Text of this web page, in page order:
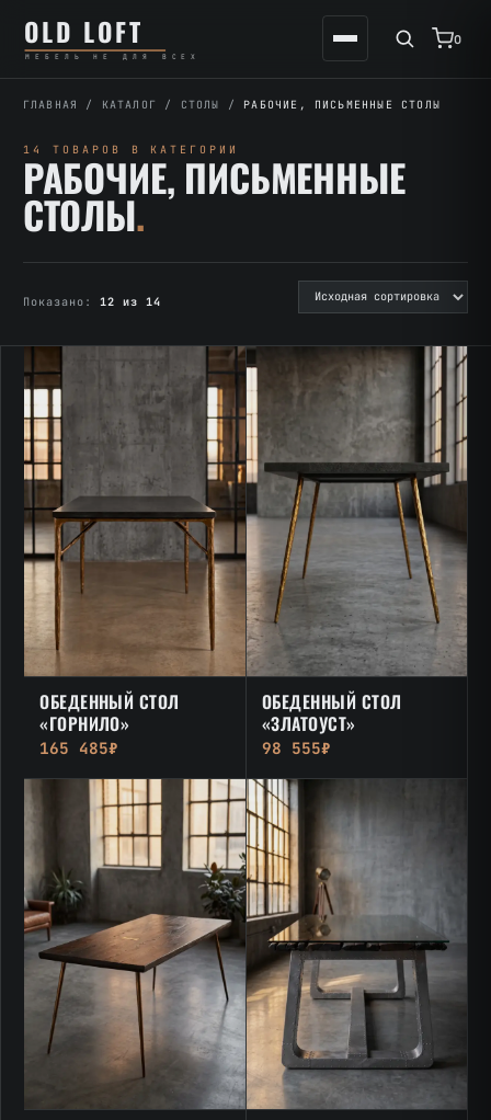
содержимому
содержимому
OLD LOFT
МЕБЕЛЬ НЕ ДЛЯ ВСЕХ
0
ГЛАВНАЯ / КАТАЛОГ / СТОЛЫ / РАБОЧИЕ, ПИСЬМЕННЫЕ СТОЛЫ
14 ТОВАРОВ В КАТЕГОРИИ
РАБОЧИЕ, ПИСЬМЕННЫЕ
СТОЛЫ.
Показано:12 из 14
ОБЕДЕННЫЙ СТОЛ
«ГОРНИЛО»
165 485₽
ОБЕДЕННЫЙ СТОЛ
«ЗЛАТОУСТ»
98 555₽